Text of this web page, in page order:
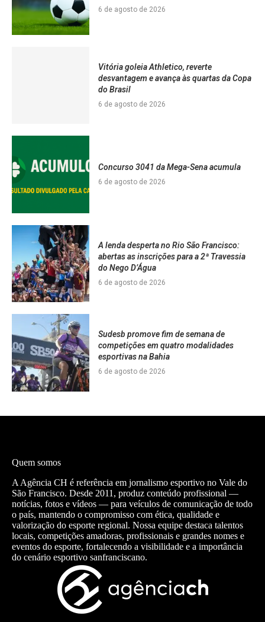
6 de agosto de 2026
Vitória goleia Athletico, reverte
desvantagem e avança às quartas da Copa
do Brasil
6 de agosto de 2026
Concurso 3041 da Mega-Sena acumula
6 de agosto de 2026
A lenda desperta no Rio São Francisco:
abertas as inscrições para a 2ª Travessia
do Nego D’Água
6 de agosto de 2026
Sudesb promove fim de semana de
competições em quatro modalidades
esportivas na Bahia
6 de agosto de 2026
Quem somos
A Agência CH é referência em jornalismo esportivo no Vale do
São Francisco. Desde 2011, produz conteúdo profissional —
notícias, fotos e vídeos — para veículos de comunicação de todo
o país, mantendo o compromisso com ética, qualidade e
valorização do esporte regional. Nossa equipe destaca talentos
locais, competições amadoras, profissionais e grandes nomes e
eventos do esporte, fortalecendo a visibilidade e a importância
do cenário esportivo sanfranciscano.